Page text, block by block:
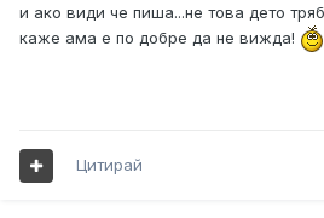
и ако види че пиша...не това дето
каже ама е по добре да не вижда!
Цитирай